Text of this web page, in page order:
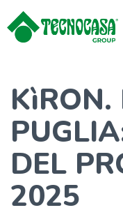
KìRON.
DEL
2025